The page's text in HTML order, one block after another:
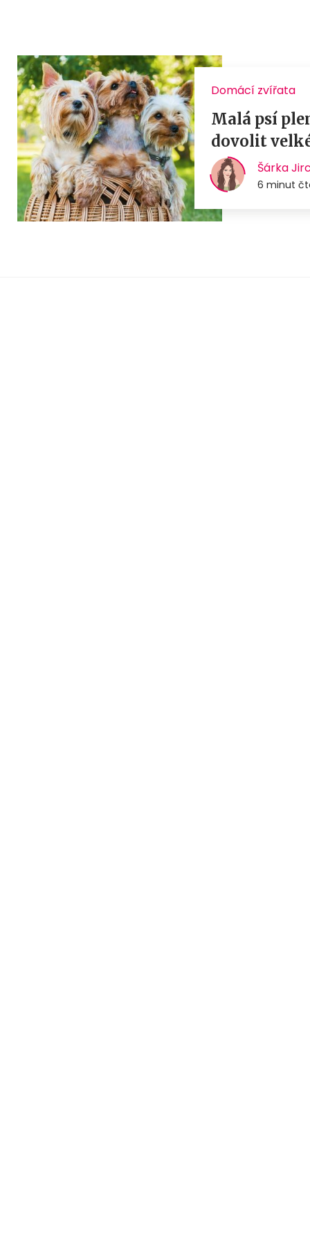
Domácí zvířata
Malá psí
dovolit
Šárka
6 minut